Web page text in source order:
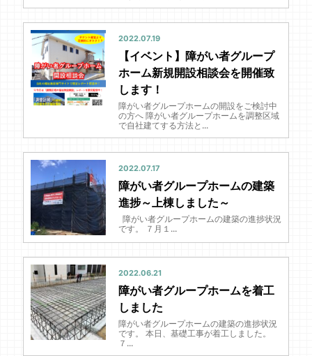
2022.07.19
【イベント】障がい者グループ
ホーム新規開設相談会を開催致
します！
障がい者グループホームの開設をご検討中
の方へ 障がい者グループホームを調整区域
で自社建てする方法と...
2022.07.17
障がい者グループホームの建築
進捗～上棟しました～
障がい者グループホームの建築の進捗状況
です。 ７月１...
2022.06.21
障がい者グループホームを着工
しました
障がい者グループホームの建築の進捗状況
です。 本日、基礎工事が着工しました。
７...